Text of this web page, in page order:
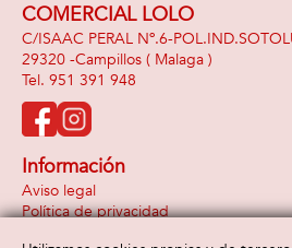
COMERCIAL LOLO
C/ISAAC PERAL Nº.6-
29320 -Campillos ( Malaga )
951 391 948
Información
Aviso legal
Política de privacidad